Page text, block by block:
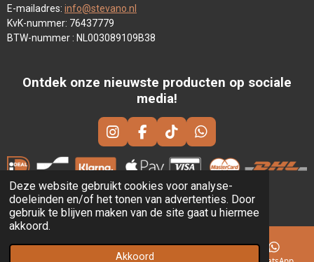
Deze website gebruikt cookies voor analyse-
doeleinden en/of het tonen van advertenties. Door
gebruik te blijven maken van de site gaat u hiermee
akkoord.
Akkoord
E-mailadres: info@stevano.nl
KvK-nummer: 76437779
BTW-nummer : NL003089109B38
Ontdek onze nieuwste producten op sociale
media!
I
N
A
G
R
M
F
A
C
B
O
O
T
I
K
O
K
W
H
S
A
P
©Stevano SK. All rights reserved.